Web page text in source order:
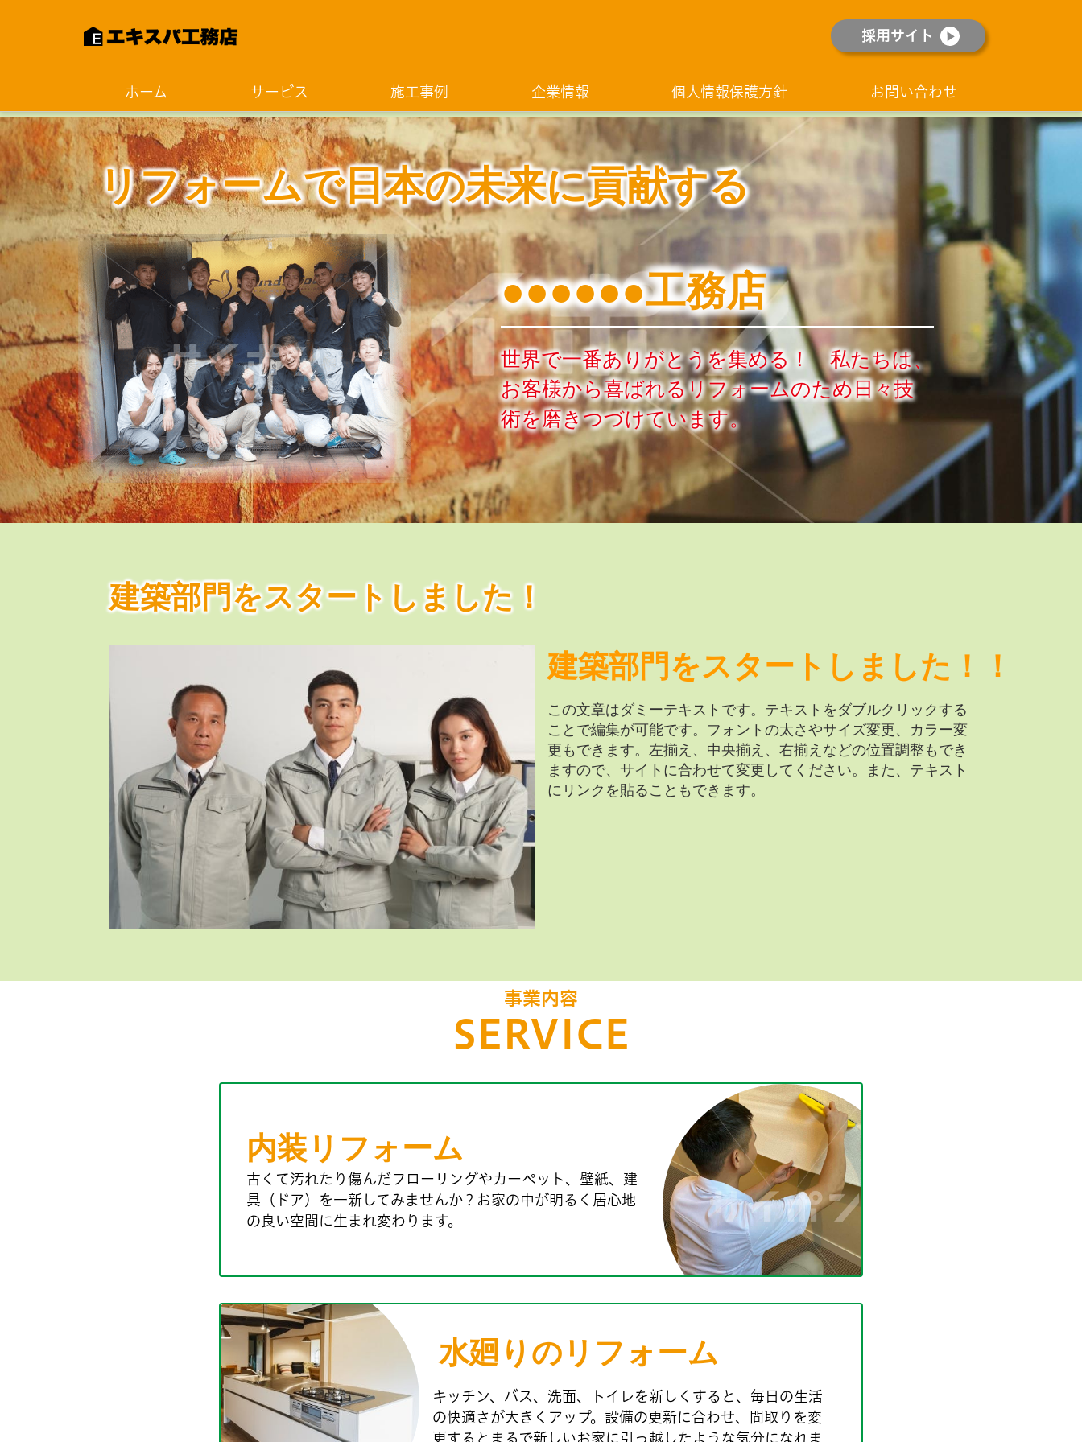
採用サイト
ホーム サービス 施工事例 企業情報 個人情報保護方針 お問い合わせ
リフォームで日本の未来に貢献する
●●●●●●工務店
世界で一番ありがとうを集める！ 私たちは、
お客様から喜ばれるリフォームのため日々技
術を磨きつづけています。
建築部門をスタートしました！
建築部門をスタートしました！！
この文章はダミーテキストです。テキストをダブルクリックする
ことで編集が可能です。フォントの太さやサイズ変更、カラー変
更もできます。左揃え、中央揃え、右揃えなどの位置調整もでき
ますので、サイトに合わせて変更してください。また、テキスト
にリンクを貼ることもできます。
事業内容
SERVICE
内装リフォーム
古くて汚れたり傷んだフローリングやカーペット、壁紙、建
具（ドア）を一新してみませんか？お家の中が明るく居心地
の良い空間に生まれ変わります。
水廻りのリフォーム
キッチン、バス、洗面、トイレを新しくすると、毎日の生活
の快適さが大きくアップ。設備の更新に合わせ、間取りを変
更するとまるで新しいお家に引っ越したような気分になれま